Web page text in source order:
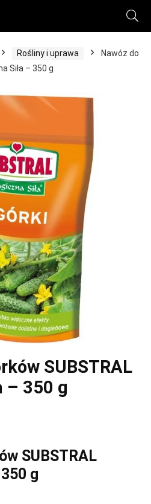
Rośliny i uprawa
Nawóz do
Siła – 350 g
SUBSTRAL
– 350 g
SUBSTRAL
g